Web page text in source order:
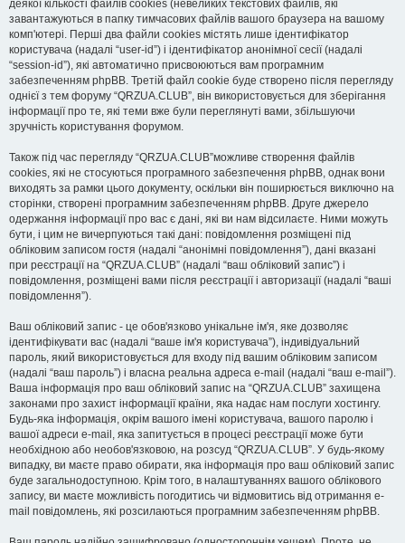
деякої кількості файлів cookies (невеликих текстових файлів, які
завантажуються в папку тимчасових файлів вашого браузера на вашому
комп'ютері. Перші два файли cookies містять лише ідентифікатор
користувача (надалі “user-id”) і ідентифікатор анонімної сесії (надалі
“session-id”), які автоматично присвоюються вам програмним
забезпеченням phpBB. Третій файл cookie буде створено після перегляду
однієї з тем форуму “QRZUA.CLUB”, він використовується для зберігання
інформації про те, які теми вже були переглянуті вами, збільшуючи
зручність користування форумом.
Також під час перегляду “QRZUA.CLUB”можливе створення файлів
cookies, які не стосуються програмного забезпечення phpBB, однак вони
виходять за рамки цього документу, оскільки він поширюється виключно на
сторінки, створені програмним забезпеченням phpBB. Друге джерело
одержання інформації про вас є дані, які ви нам відсилаєте. Ними можуть
бути, і цим не вичерпуються такі дані: повідомлення розміщені під
обліковим записом гостя (надалі “анонімні повідомлення”), дані вказані
при реєстрації на “QRZUA.CLUB” (надалі “ваш обліковий запис”) і
повідомлення, розміщені вами після реєстрації і авторизації (надалі “ваші
повідомлення”).
Ваш обліковий запис - це обов'язково унікальне ім'я, яке дозволяє
ідентифікувати вас (надалі “ваше ім'я користувача”), індивідуальний
пароль, який використовується для входу під вашим обліковим записом
(надалі “ваш пароль”) і власна реальна адреса e-mail (надалі “ваш e-mail”).
Ваша інформація про ваш обліковий запис на “QRZUA.CLUB” захищена
законами про захист інформації країни, яка надає нам послуги хостингу.
Будь-яка інформація, окрім вашого імені користувача, вашого паролю і
вашої адреси e-mail, яка запитується в процесі реєстрації може бути
необхідною або необов'язковою, на розсуд “QRZUA.CLUB”. У будь-якому
випадку, ви маєте право обирати, яка інформація про ваш обліковий запис
буде загальнодоступною. Крім того, в налаштуваннях вашого облікового
запису, ви маєте можливість погодитись чи відмовитись від отримання e-
mail повідомлень, які розсилаються програмним забезпеченням phpBB.